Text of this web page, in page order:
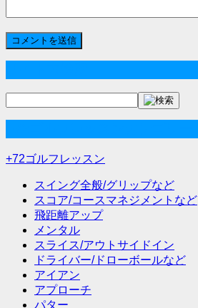
+72ゴルフレッスン
スイング全般/グリップなど
スコア/コースマネジメントなど
飛距離アップ
メンタル
スライス/アウトサイドイン
ドライバー/ドローボールなど
アイアン
アプローチ
パター